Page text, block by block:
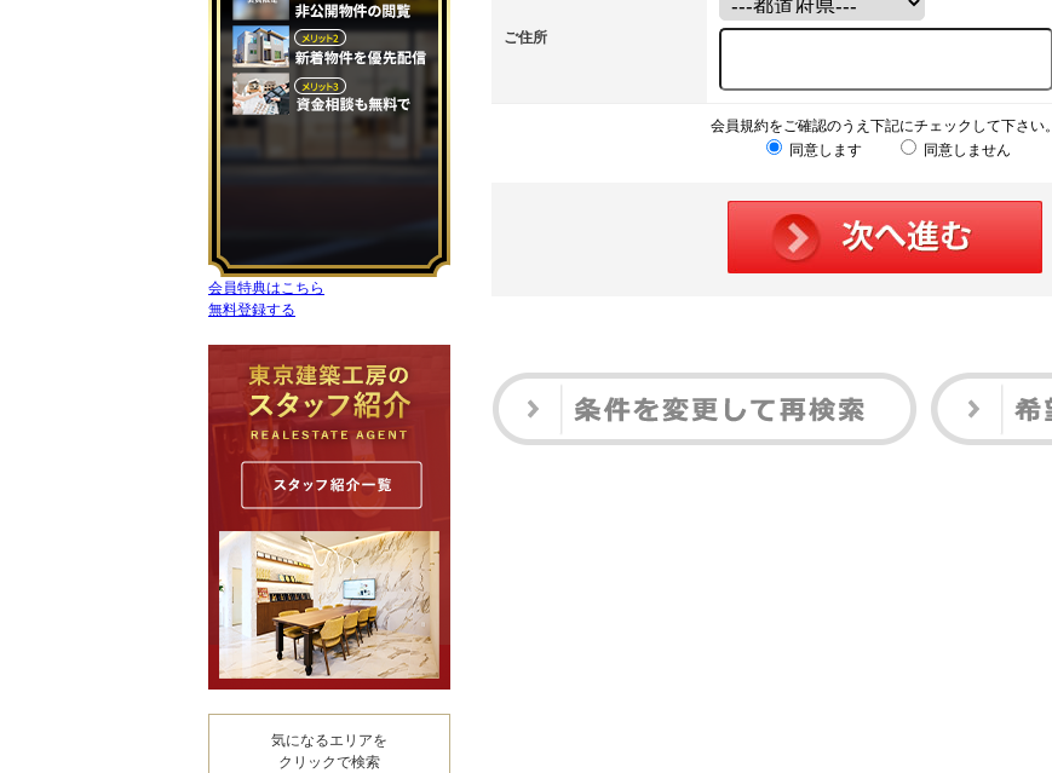
ご住所
会員規約をご確認のうえ下記にチェックして下さい。
同意します
同意しません
会員特典はこちら
無料登録する
気になるエリアを
クリックで検索